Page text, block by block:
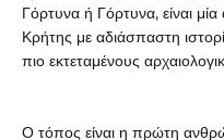
Γόρτυνα ή Γόρτυνα, είναι
Κρήτης με αδιάσπαστη
πιο εκτεταμένους
Ο τόπος είναι η πρώτη